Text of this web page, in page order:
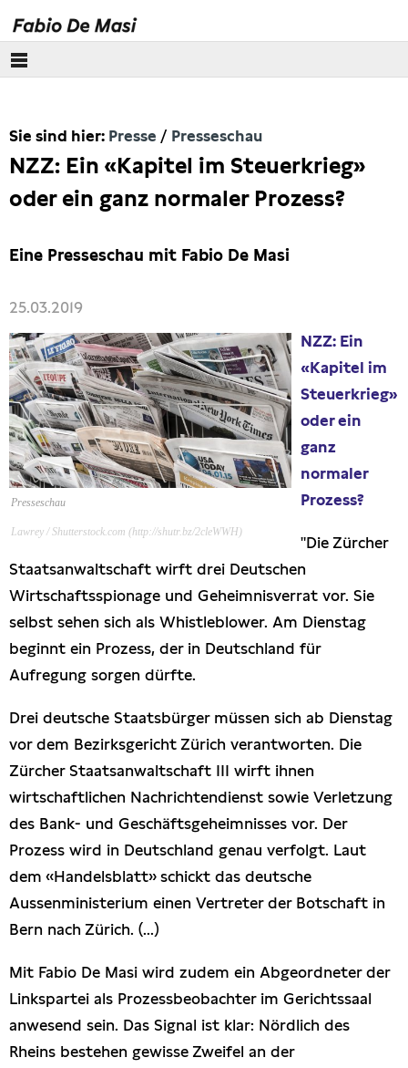
Europäisches Parlament
Themen
Interviews
Artikel
Presseschau
Publikationen
Anfragen (Archivseite)
Sie sind hier: Presse Presseschau
NZZ: Ein «Kapitel im Steuerkrieg»
oder ein ganz normaler Prozess?
Eine Presseschau mit Fabio De Masi
25.03.2019
Presseschau
Lawrey / Shutterstock.com (http://shutr.bz/2cleWWH)
NZZ: Ein
«Kapitel im
Steuerkrieg»
oder ein
ganz
normaler
Prozess?
"Die Zürcher
Staatsanwaltschaft wirft drei Deutschen
Wirtschaftsspionage und Geheimnisverrat vor. Sie
selbst sehen sich als Whistleblower. Am Dienstag
beginnt ein Prozess, der in Deutschland für
Aufregung sorgen dürfte.
Drei deutsche Staatsbürger müssen sich ab Dienstag
vor dem Bezirksgericht Zürich verantworten. Die
Zürcher Staatsanwaltschaft III wirft ihnen
wirtschaftlichen Nachrichtendienst sowie Verletzung
des Bank- und Geschäftsgeheimnisses vor. Der
Prozess wird in Deutschland genau verfolgt. Laut
dem «Handelsblatt» schickt das deutsche
Aussenministerium einen Vertreter der Botschaft in
Bern nach Zürich. (...)
Mit Fabio De Masi wird zudem ein Abgeordneter der
Linkspartei als Prozessbeobachter im Gerichtssaal
anwesend sein. Das Signal ist klar: Nördlich des
Rheins bestehen gewisse Zweifel an der